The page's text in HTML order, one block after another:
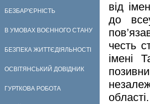
БЕЗБАР'ЄРНІСТЬ
В УМОВАХ ВОЄННОГО СТАНУ
БЕЗПЕКА ЖИТТЄДІЯЛЬНОСТІ
ОСВІТЯНСЬКИЙ ДОВІДНИК
ГУРТКОВА РОБОТА
від
до
честь
імені
області.